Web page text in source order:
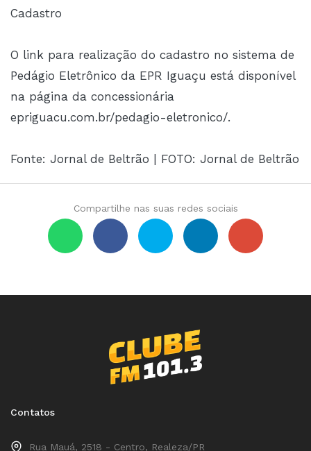
Cadastro
O link para realização do cadastro no sistema de
Pedágio Eletrônico da EPR Iguaçu está disponível
na página da concessionária
epriguacu.com.br/pedagio-eletronico/.
Fonte: Jornal de Beltrão | FOTO: Jornal de Beltrão
Compartilhe nas suas redes sociais
Contatos
Rua Mauá, 2518 - Centro, Realeza/PR